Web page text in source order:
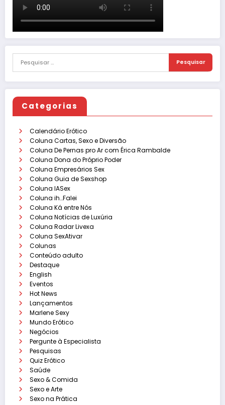
Categorias
Calendário Erótico
Coluna Cartas, Sexo e Diversão
Coluna De Pernas pro Ar com Érica Rambalde
Coluna Dona do Próprio Poder
Coluna Empresários Sex
Coluna Guia de Sexshop
Coluna IASex
Coluna ih…Falei
Coluna Ká entre Nós
Coluna Notícias de Luxúria
Coluna Radar Livexa
Coluna SexAtivar
Colunas
Conteúdo adulto
Destaque
English
Eventos
Hot News
Lançamentos
Marlene Sexy
Mundo Erótico
Negócios
Pergunte à Especialista
Pesquisas
Quiz Erótico
Saúde
Sexo & Comida
Sexo e Arte
Sexo na Prática